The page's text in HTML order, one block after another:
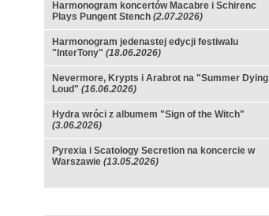
Harmonogram koncertów Macabre i Schirenc
Plays Pungent Stench (2.07.2026)
Harmonogram jedenastej edycji festiwalu
"InterTony" (18.06.2026)
Nevermore, Krypts i Arabrot na "Summer Dying
Loud" (16.06.2026)
Hydra wróci z albumem "Sign of the Witch"
(3.06.2026)
Pyrexia i Scatology Secretion na koncercie w
Warszawie (13.05.2026)